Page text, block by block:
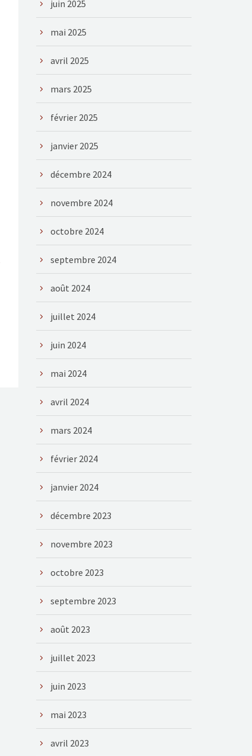
juin 2025
mai 2025
avril 2025
mars 2025
février 2025
janvier 2025
décembre 2024
novembre 2024
octobre 2024
septembre 2024
août 2024
juillet 2024
juin 2024
mai 2024
avril 2024
mars 2024
février 2024
janvier 2024
décembre 2023
novembre 2023
octobre 2023
septembre 2023
août 2023
juillet 2023
juin 2023
mai 2023
avril 2023